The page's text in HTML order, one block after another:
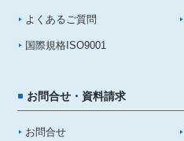
よくあるご質問
国際規格ISO9001
お問合せ・資料請求
お問合せ